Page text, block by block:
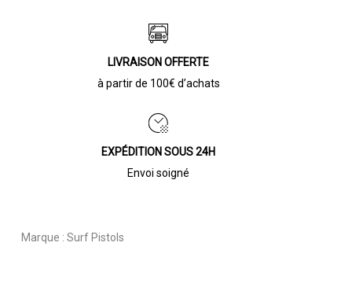
LIVRAISON OFFERTE
à partir de 100€ d’achats
EXPÉDITION SOUS 24H
Envoi soigné
Marque : Surf Pistols